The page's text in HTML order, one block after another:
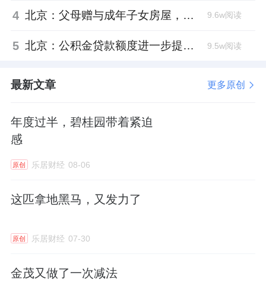
交地产匹配了专业对口的管理团队。
其中，现年42岁的王尧，成为了中交地产史上
在中交物业 服务集团当过董事长（法定代表
人），积累了物管业务的经验。
事。不过，成为中交地产掌舵者的9个月后，6
公司董事长等所有职务。
曾益明的在物管公司的履历也很丰富。
4 北京：父母赠与成年子女房屋，不再核验子女的购房资格 9.6w阅读
5 北京：公积金贷款额度进一步提高、最高可贷340万元 9.5w阅读
最新文章 更多原创
年度过半，碧桂园带着紧迫
感
原创 乐居财经 08-06
这匹拿地黑马，又发力了
原创 乐居财经 07-30
金茂又做了一次减法